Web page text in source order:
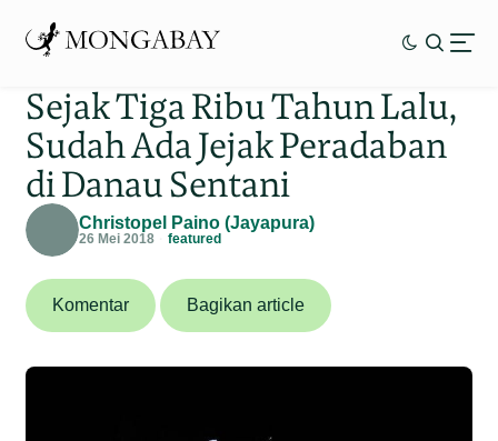
Sejak Tiga Ribu Tahun Lalu,
Sudah Ada Jejak Peradaban
di Danau Sentani
Christopel Paino (Jayapura)
26 Mei 2018 featured
Komentar Bagikan article